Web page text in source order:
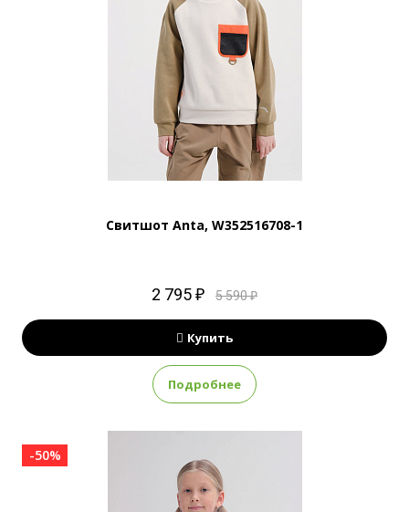
Свитшот Anta, W352516708-1
2 795 ₽ 5 590 ₽
Купить
Подробнее
-50%